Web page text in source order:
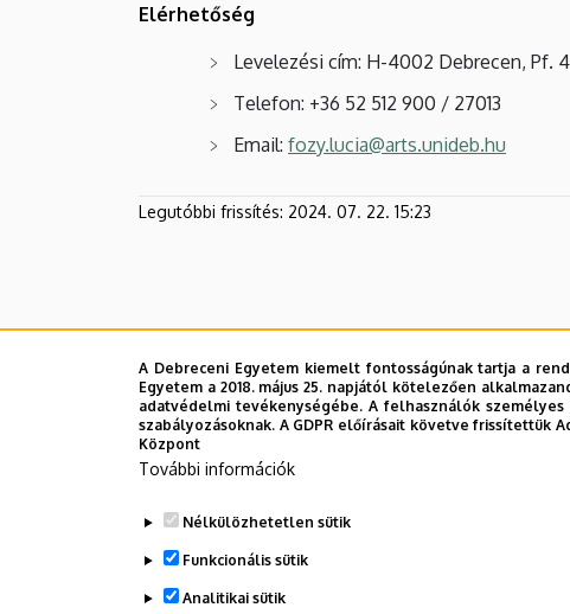
Elérhetőség
Levelezési cím: H-4002 Debrecen, Pf.
Telefon: +36 52 512 900 / 27013
Email: fozy.lucia@arts.unideb.hu
Legutóbbi frissítés: 2024. 07. 22. 15:23
A Debreceni Egyetem kiemelt fontosságúnak tartja a
Egyetem a 2018. május 25. napjától kötelezően
adatvédelmi tevékenységébe. A felhasználók
szabályozásoknak. A GDPR előírásait követve
Központ
További információk
Nélkülözhetetlen sütik
Funkcionális sütik
Analitikai sütik